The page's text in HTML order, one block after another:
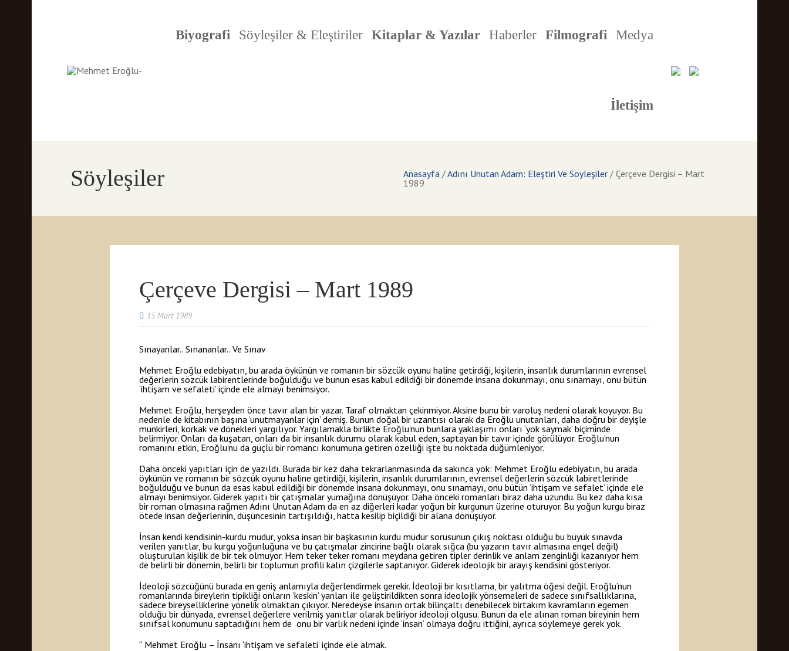
Biyografi Söyleşiler & Eleştiriler Kitaplar & Yazılar Haberler Filmografi Medya
İletişim
Söyleşiler Anasayfa /Adını Unutan Adam: Eleştiri Ve Söyleşiler / Çerçeve Dergisi – Mart
1989
Çerçeve Dergisi – Mart 1989
15 Mart 1989
Sınayanlar.. Sınananlar.. Ve Sınav
Mehmet Eroğlu edebiyatın, bu arada öykünün ve romanın bir sözcük oyunu haline getirdiği, kişilerin, insanlık durumlarının evrensel
değerlerin sözcük labirentlerinde boğulduğu ve bunun esas kabul edildiği bir dönemde insana dokunmayı, onu sınamayı, onu bütün
‘ihtişam ve sefaleti’ içinde ele almayı benimsiyor.
Mehmet Eroğlu, herşeyden önce tavır alan bir yazar. Taraf olmaktan çekinmiyor. Aksine bunu bir varoluş nedeni olarak koyuyor. Bu
nedenle de kitabının başına ‘unutmayanlar için’ demiş. Bunun doğal bir uzantısı olarak da Eroğlu unutanları, daha doğru bir deyişle
münkirleri, korkak ve dönekleri yargılıyor. Yargılamakla birlikte Eroğlu’nun bunlara yaklaşımı onları ‘yok saymak’ biçiminde
belirmiyor. Onları da kuşatan, onları da bir insanlık durumu olarak kabul eden, saptayan bir tavır içinde görülüyor. Eroğlu’nun
romanını etkin, Eroğlu’nu da güçlü bir romancı konumuna getiren özelliği işte bu noktada düğümleniyor.
Daha önceki yapıtları için de yazıldı. Burada bir kez daha tekrarlanmasında da sakınca yok: Mehmet Eroğlu edebiyatın, bu arada
öykünün ve romanın bir sözcük oyunu haline getirdiği, kişilerin, insanlık durumlarının, evrensel değerlerin sözcük labiretlerinde
boğulduğu ve bunun da esas kabul edildiği bir dönemde insana dokunmayı, onu sınamayı, onu bütün ‘ihtişam ve sefalet’ içinde ele
almayı benimsiyor. Giderek yapıtı bir çatışmalar yumağına dönüşüyor. Daha önceki romanları biraz daha uzundu. Bu kez daha kısa
bir roman olmasına rağmen Adını Unutan Adam da en az diğerleri kadar yoğun bir kurgunun üzerine oturuyor. Bu yoğun kurgu biraz
ötede insan değerlerinin, düşüncesinin tartışıldığı, hatta kesilip biçildiği bir alana dönüşüyor.
İnsan kendi kendisinin-kurdu mudur, yoksa insan bir başkasının kurdu mudur sorusunun çıkış noktası olduğu bu büyük sınavda
verilen yanıtlar, bu kurgu yoğunluğuna ve bu çatışmalar zincirine bağlı olarak sığca (bu yazarın tavır almasına engel değil)
oluşturulan kişilik de bir tek olmuyor. Hem teker teker romanı meydana getiren tipler derinlik ve anlam zenginliği kazanıyor hem
de belirli bir dönemin, belirli bir toplumun profili kalın çizgilerle saptanıyor. Giderek ideolojik bir arayış kendisini gösteriyor.
İdeoloji sözcüğünü burada en geniş anlamıyla değerlendirmek gerekir. İdeoloji bir kısıtlama, bir yalıtma öğesi değil. Eroğlu’nun
romanlarında bireylerin tipikliği onların ‘keskin’ yanları ile geliştirildikten sonra ideolojik yönsemeleri de sadece sınıfsallıklarına,
sadece bireyselliklerine yönelik olmaktan çıkıyor. Neredeyse insanın ortak bilinçaltı denebilecek birtakım kavramların egemen
olduğu bir dünyada, evrensel değerlere verilmiş yanıtlar olarak beliriyor ideoloji olgusu. Bunun da ele alınan roman bireyinin hem
sınıfsal konumunu saptadığını hem de onu bir varlık nedeni içinde ‘insan’ olmaya doğru ittiğini, ayrıca söylemeye gerek yok.
“ Mehmet Eroğlu – İnsanı ‘ihtişam ve sefaleti’ içinde ele almak.